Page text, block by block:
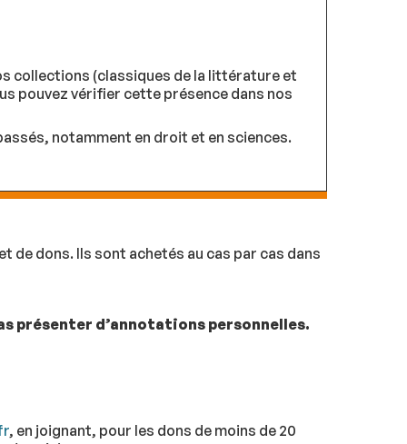
collections (classiques de la littérature et
pouvez vérifier cette présence dans nos
notamment en droit et en sciences.
dons. Ils sont achetés au cas par cas dans
présenter d’annotations personnelles.
, en joignant, pour les dons de moins de 20